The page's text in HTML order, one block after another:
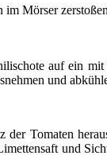
im Mörser zerstoßen
auf ein
und
der Tomaten
und